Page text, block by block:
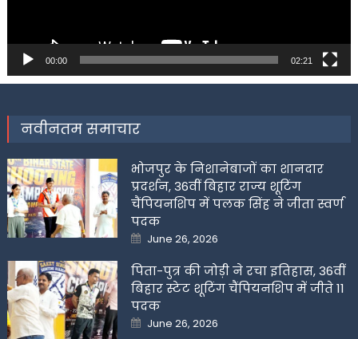
00:00 02:21
नवीनतम समाचार
भोजपुर के निशानेबाजों का शानदार
प्रदर्शन, 36वीं बिहार राज्य शूटिंग
चैंपियनशिप में पलक सिंह ने जीता स्वर्ण
पदक
Posted
on
June 26, 2026
पिता-पुत्र की जोड़ी ने रचा इतिहास, 36वीं
बिहार स्टेट शूटिंग चैंपियनशिप में जीते 11
पदक
Posted
on
June 26, 2026